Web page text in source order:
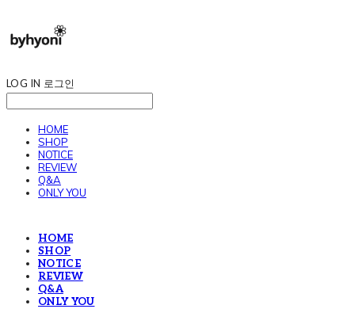
LOG IN 로그인
HOME
SHOP
NOTICE
REVIEW
Q&A
ONLY YOU
HOME
SHOP
NOTICE
REVIEW
Q&A
ONLY YOU